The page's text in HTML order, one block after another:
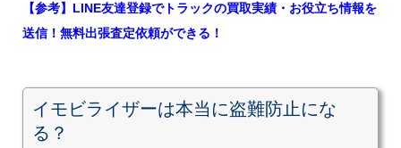
【参考】LINE友達登録でトラックの買取実績・お役立ち情報を
送信！無料出張査定依頼ができる！
イモビライザーは本当に盗難防止にな
る？